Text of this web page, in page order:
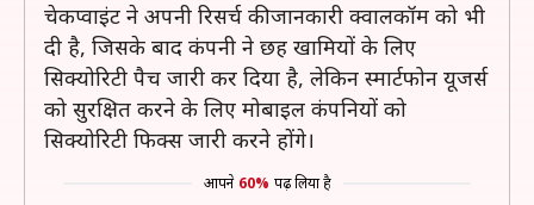
चेकप्वाइंट ने अपनी रिसर्च की जानकारी क्वालकॉम को भी
दी है, जिसके बाद कंपनी ने छह खामियों के लिए
सिक्योरिटी पैच जारी कर दिया है, लेकिन स्मार्टफोन यूजर्स
को सुरक्षित करने के लिए मोबाइल कंपनियों को
सिक्योरिटी फिक्स जारी करने होंगे।
आपने 60% पढ़ लिया है